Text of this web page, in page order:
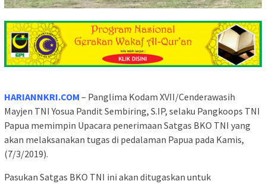
HARIANNKRI.COM – Panglima Kodam XVII/Cenderawasih
Mayjen TNI Yosua Pandit Sembiring, S.IP, selaku Pangkoops TNI
Papua memimpin Upacara penerimaan Satgas BKO TNI yang
akan melaksanakan tugas di pedalaman Papua pada Kamis,
(7/3/2019).
Pasukan Satgas BKO TNI ini akan ditugaskan untuk